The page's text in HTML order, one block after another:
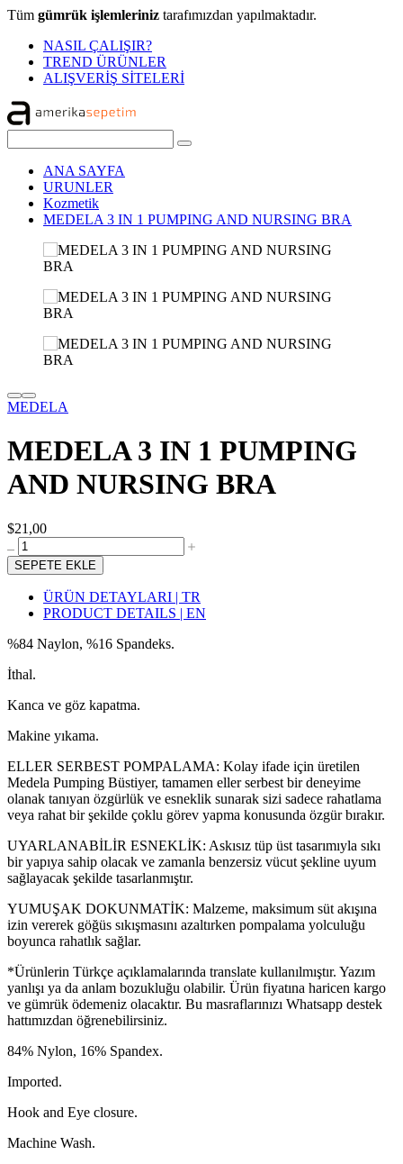
Tüm gümrük işlemleriniz tarafımızdan yapılmaktadır.
NASIL ÇALIŞIR?
TREND ÜRÜNLER
ALIŞVERİŞ SİTELERİ
ANA SAYFA
URUNLER
Kozmetik
MEDELA 3 IN 1 PUMPING AND NURSING BRA
MEDELA
MEDELA 3 IN 1 PUMPING
AND NURSING BRA
$21,00
SEPETE EKLE
ÜRÜN DETAYLARI | TR
PRODUCT DETAILS | EN
%84 Naylon, %16 Spandeks.
İthal.
Kanca ve göz kapatma.
Makine yıkama.
ELLER SERBEST POMPALAMA: Kolay ifade için üretilen
Medela Pumping Büstiyer, tamamen eller serbest bir deneyime
olanak tanıyan özgürlük ve esneklik sunarak sizi sadece rahatlama
veya rahat bir şekilde çoklu görev yapma konusunda özgür bırakır.
UYARLANABİLİR ESNEKLİK: Askısız tüp üst tasarımıyla sıkı
bir yapıya sahip olacak ve zamanla benzersiz vücut şekline uyum
sağlayacak şekilde tasarlanmıştır.
YUMUŞAK DOKUNMATİK: Malzeme, maksimum süt akışına
izin vererek göğüs sıkışmasını azaltırken pompalama yolculuğu
boyunca rahatlık sağlar.
*Ürünlerin Türkçe açıklamalarında translate kullanılmıştır. Yazım
yanlışı ya da anlam bozukluğu olabilir. Ürün fiyatına haricen kargo
ve gümrük ödemeniz olacaktır. Bu masraflarınızı Whatsapp destek
hattımızdan öğrenebilirsiniz.
84% Nylon, 16% Spandex.
Imported.
Hook and Eye closure.
Machine Wash.